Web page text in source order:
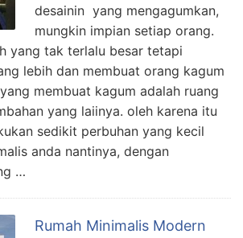
desainin yang mengagumkan,
mungkin impian setiap orang.
yang tak terlalu besar tetapi
lebih dan membuat orang kagum
membuat kagum adalah ruang
yang laiinya. oleh karena itu
sedikit perbuhan yang kecil
anda nantinya, dengan
…
Rumah Minimalis Modern